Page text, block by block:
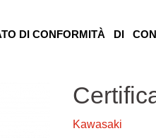
DI CONFORMITÀ DI
Kawasaki